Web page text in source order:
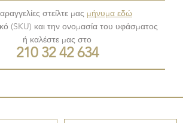
στείλτε μας μήνυμα εδώ
(SKU) και την ονομασία του υφάσματος
ή καλέστε μας στο
210 32 42 634